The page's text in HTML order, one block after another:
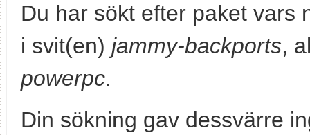
Du har sökt efter paket vars
i svit(en) jammy-backports,
powerpc.
Din sökning gav dessvärre